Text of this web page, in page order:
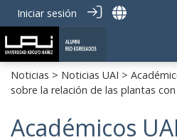
Iniciar sesión
Noticias > Noticias UAI >
sobre la relación de las plantas
Académicos